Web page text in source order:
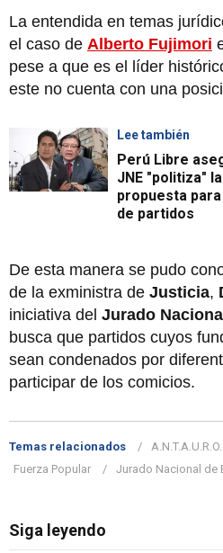
La entendida en temas
el caso de Alberto Fujimori
pese a que es el líder
este no cuenta con una
Lee también
Perú Libre
JNE "politiza"
propuesta
de partidos
De esta manera se pudo
de la exministra de Justicia,
iniciativa del Jurado
busca que partidos cuyos
sean condenados por
participar de los comicios.
Temas relacionados A.N.T.A.U.R.O.
Fuerza Popular
Jurado Nacional de
Siga leyendo